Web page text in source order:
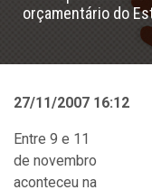
orçamentário do
27/11/2007 16:12
Entre 9 e 11
de novembro
aconteceu na